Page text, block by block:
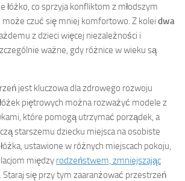
łóżko, co sprzyja konfliktom z młodszym
może czuć się mniej komfortowo. Z kolei dwa
z dzieci więcej niezależności i
ważne, gdy różnice w wieku są
jest kluczowa dla zdrowego rozwoju
piętrowych można rozważyć modele z
które pomogą utrzymać porządek, a
starszemu dziecku miejsca na osobiste
ustawione w różnych miejscach pokoju,
między rodzeństwem, zmniejszając
. Staraj się przy tym zaaranżować przestrzeń